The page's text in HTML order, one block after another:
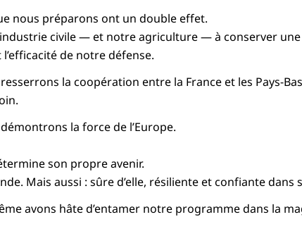
nous préparons ont un double effet.
civile — et notre agriculture — à conserver une
de notre défense.
la coopération entre la France et les Pays-
la force de l’Europe.
son propre avenir.
Mais aussi : sûre d’elle, résiliente et confiante dans
avons hâte d’entamer notre programme dans la